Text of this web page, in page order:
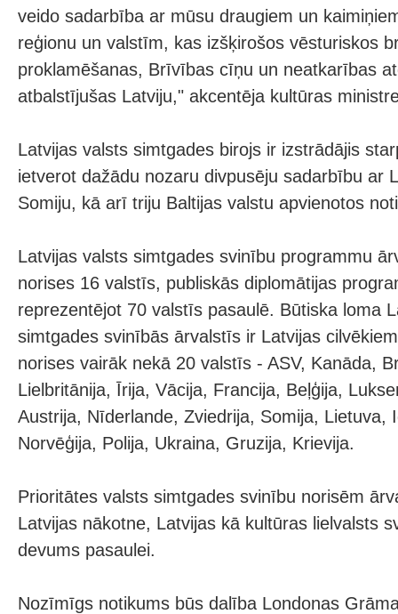
veido sadarbība ar mūsu draugiem un
reģionu un valstīm, kas izšķirošos vēsturiskos
proklamēšanas, Brīvības cīņu un neatkarības
atbalstījušas Latviju," akcentēja kultūras
Latvijas valsts simtgades birojs ir izstrādājis
ietverot dažādu nozaru divpusēju sadarbību ar
Somiju, kā arī triju Baltijas valstu apvienotos
Latvijas valsts simtgades svinību programmu
norises 16 valstīs, publiskās diplomātijas
reprezentējot 70 valstīs pasaulē. Būtiska loma
simtgades svinībās ārvalstīs ir Latvijas
norises vairāk nekā 20 valstīs - ASV, Kanāda,
Lielbritānija, Īrija, Vācija, Francija, Beļģija,
Austrija, Nīderlande, Zviedrija, Somija, Lietuva,
Norvēģija, Polija, Ukraina, Gruzija, Krievija.
Prioritātes valsts simtgades svinību norisēm
Latvijas nākotne, Latvijas kā kultūras lielvalsts
devums pasaulei.
Nozīmīgs notikums būs dalība Londonas